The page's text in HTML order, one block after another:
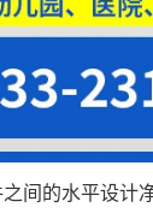
间的水平设计